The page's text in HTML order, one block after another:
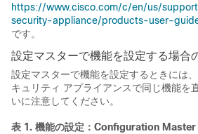
https://www.cisco.com/c/en/us/
security-appliance/products-user-
です。
設定マスターで機能を設定する場合
設定マスターで機能を設定するときには
キュリティ アプライアンスで同じ機能を
いに注意してください。
表 1. 機能の設定：Configuration